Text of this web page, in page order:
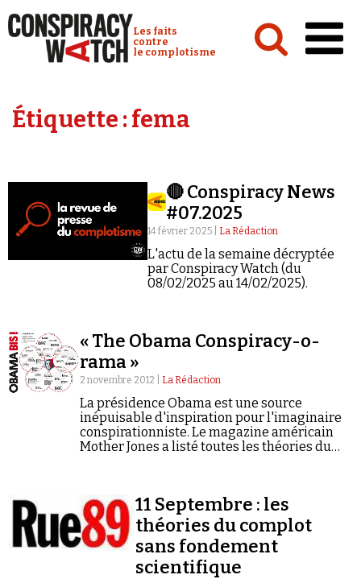
Conspiracy Watch :
Les faits
contre
le complotisme
Analyses
Vidéos
Émissions
Revues de presse
Newsletter
Étiquette :fema
🔴 Conspiracy News
#07.2025
14 février 2025 | La Rédaction
L'actu de la semaine décryptée
par Conspiracy Watch (du
08/02/2025 au 14/02/2025).
« The Obama Conspiracy-o-
rama »
2 novembre 2012 | La Rédaction
La présidence Obama est une source
inépuisable d'inspiration pour l'imaginaire
conspirationniste. Le magazine américain
Mother Jones a listé toutes les théories du
11 Septembre : les
théories du complot
sans fondement
scientifique